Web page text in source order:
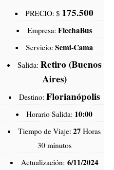
PRECIO: $ 175.500
Empresa: FlechaBus
Servicio:Semi-Cama
Salida:Retiro (Buenos
Aires)
Destino:Florianópolis
Horario Salida: 10:00
Tiempo de Viaje:27 Horas
30 minutos
Actualización: 6/11/2024